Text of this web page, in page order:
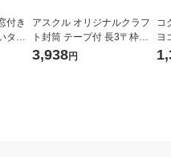
付き
タイ
×10
アスクル オリジナルクラフ
ト封筒 テープ付 長3〒枠な
し 1箱（1000枚） オリジナ
3,938円
コ
ヨ
ボ